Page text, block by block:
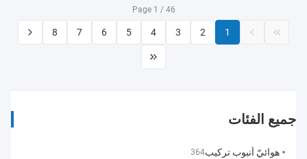
Page 1 / 46
1
2
3
4
5
6
7
8
جميع الفئات
هوائيّ أنبوب تركيب364